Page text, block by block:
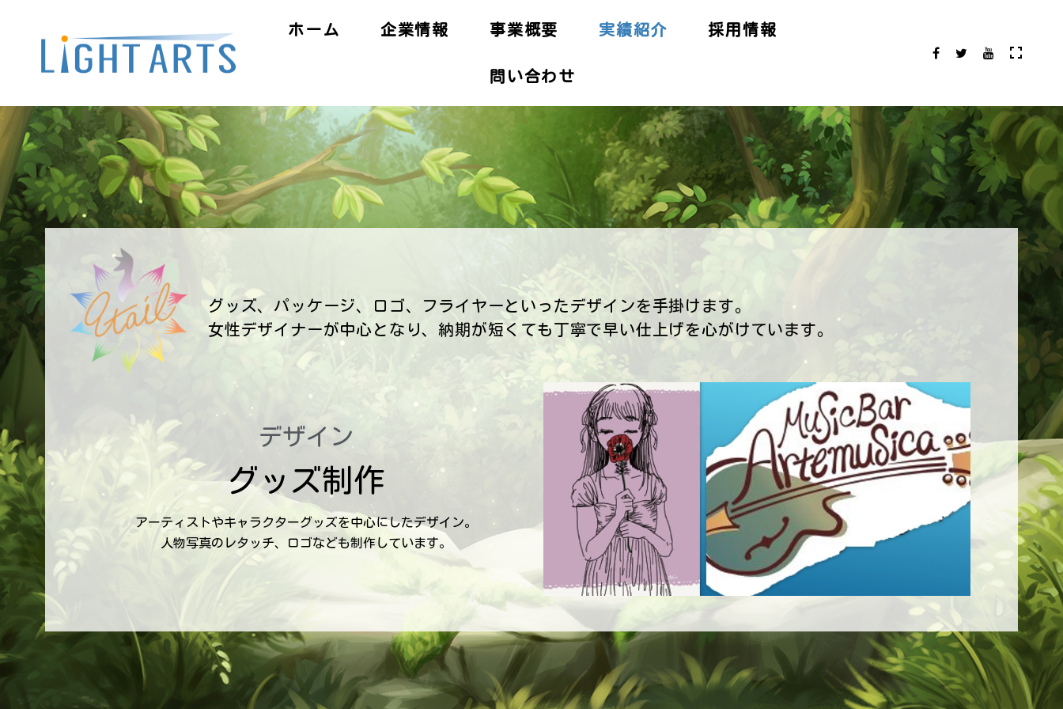
ホーム 企業情報 事業概要 実績紹介 採用情報
問い合わせ
グッズ、パッケージ、ロゴ、フライヤーといったデザインを手掛けます。
女性デザイナーが中心となり、納期が短くても丁寧で早い仕上げを心がけています。
デザイン
グッズ制作
アーティストやキャラクターグッズを中心にしたデザイン。
人物写真のレタッチ、ロゴなども制作しています。